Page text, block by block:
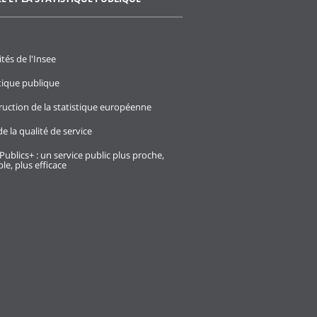
de l'Insee
publique
de la statistique européenne
la qualité de service
: un service public plus proche,
plus efficace